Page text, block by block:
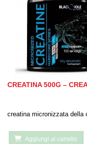
CREATINA 500G –
creatina micronizzata della
Aggiungi al carrello